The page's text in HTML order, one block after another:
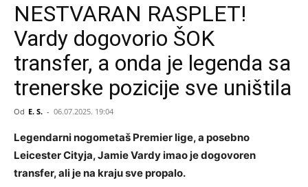
NESTVARAN RASPLET!
Vardy dogovorio ŠOK
transfer, a onda je legenda sa
trenerske pozicije sve uništila
Od E. S. - 06.07.2025. 19:04
Legendarni nogometaš Premier lige, a posebno
Leicester Cityja, Jamie Vardy imao je dogovoren
transfer, ali je na kraju sve propalo.